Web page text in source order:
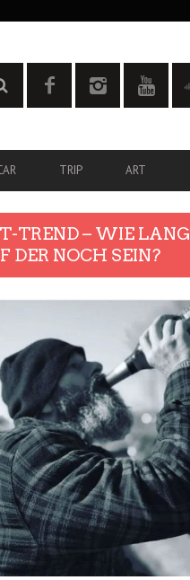
TRIP ART
TREND – WIE LANG
DER NOCH SEIN?